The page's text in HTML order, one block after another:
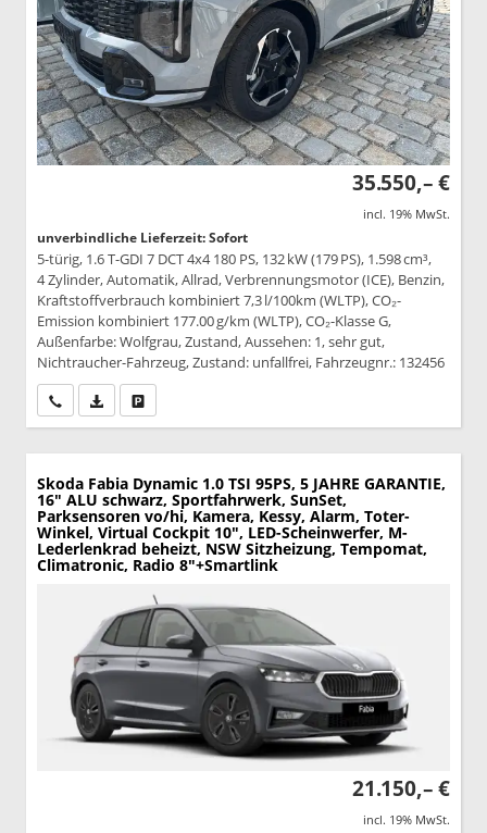
35.550,– €
incl. 19% MwSt.
unverbindliche Lieferzeit: Sofort
5-türig, 1.6 T-GDI 7 DCT 4x4 180 PS, 132 kW (179 PS), 1.598 cm³,
4 Zylinder, Automatik, Allrad, Verbrennungsmotor (ICE), Benzin,
Kraftstoffverbrauch kombiniert 7,3 l/100km (WLTP), CO₂-
Emission kombiniert 177.00 g/km (WLTP), CO₂-Klasse G,
Außenfarbe: Wolfgrau, Zustand, Aussehen: 1, sehr gut,
Nichtraucher-Fahrzeug, Zustand: unfallfrei, Fahrzeugnr.: 132456
Wir rufen Sie anPDF-Datei, Fahrzeugexposé drucken
Skoda Fabia Dynamic 1.0 TSI 95PS, 5 JAHRE GARANTIE,
16" ALU schwarz, Sportfahrwerk, SunSet,
Parksensoren vo/hi, Kamera, Kessy, Alarm, Toter-
Winkel, Virtual Cockpit 10", LED-Scheinwerfer, M-
Lederlenkrad beheizt, NSW Sitzheizung, Tempomat,
Climatronic, Radio 8"+Smartlink
21.150,– €
incl. 19% MwSt.